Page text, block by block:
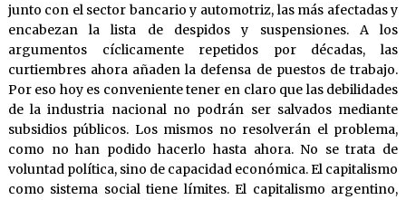
junto con el sector bancario y automotriz, las más afectadas y
encabezan la lista de despidos y suspensiones. A los
argumentos cíclicamente repetidos por décadas, las
curtiembres ahora añaden la defensa de puestos de trabajo.
Por eso hoy es conveniente tener en claro que las debilidades
de la industria nacional no podrán ser salvados mediante
subsidios públicos. Los mismos no resolverán el problema,
como no han podido hacerlo hasta ahora. No se trata de
voluntad política, sino de capacidad económica. El capitalismo
como sistema social tiene límites. El capitalismo argentino,